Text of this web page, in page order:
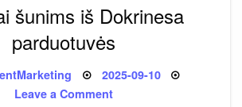
šunims iš Dokrinesa
parduotuvės
Posted
2025-09-10
Leave a Commenton